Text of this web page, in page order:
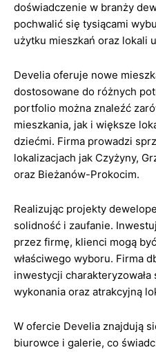
doświadczenie w branży
pochwalić się tysiącami
użytku mieszkań oraz lokali
Develia oferuje nowe
dostosowane do różnych
portfolio można znaleźć
mieszkania, jak i większe
dziećmi. Firma prowadzi
lokalizacjach jak Czyżyny,
oraz Bieżanów-Prokocim.
Realizując projekty
solidność i zaufanie.
przez firmę, klienci mogą
właściwego wyboru. Firma
inwestycji
wykonania oraz atrakcyjną
W ofercie Develia znajdują
biurowce i galerie, co